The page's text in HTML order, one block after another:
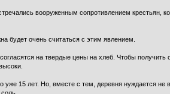
вооруженным сопротивлением
будет очень считаться с этим явлением.
на твердые цены на хлеб. Чтобы
уже 15 лет. Но, вместе с тем, деревня нуждается